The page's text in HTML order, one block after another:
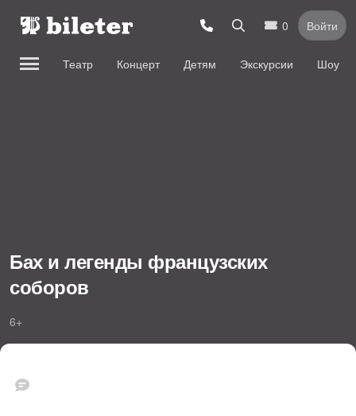
0 Войти
Театр Концерт Детям Экскурсии Шоу
Бах и легенды французских
соборов
6+